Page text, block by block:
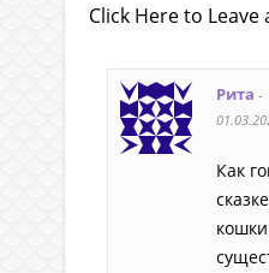
Click Here to
Рита -
Как